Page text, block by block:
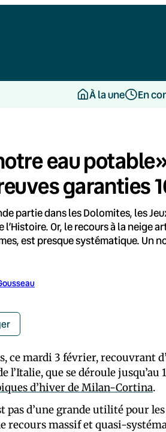
À la une En
eau
garanties
partie dans les Dolomites, les
l’Histoire. Or, le recours à la neige
est presque systématique. Un
ce mardi 3 février, recouvrant
l’Italie, que se déroule
d’hiver de Milan-Cortina.
pas d’une grande utilité pour
recours massif et quasi-